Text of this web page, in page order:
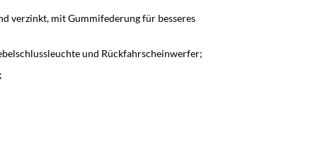
verzinkt, mit Gummifederung für besseres
und Rückfahrscheinwerfer;